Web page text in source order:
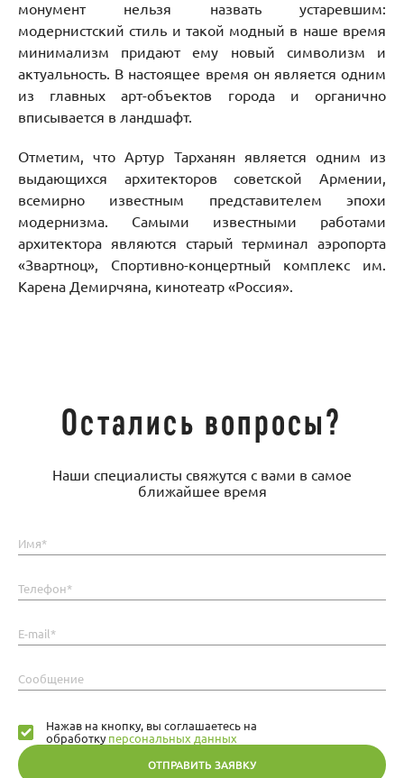
монумент нельзя назвать устаревшим:
модернистский стиль и такой модный в наше время
минимализм придают ему новый символизм и
актуальность. В настоящее время он является одним
из главных арт-объектов города и органично
вписывается в ландшафт.
Отметим, что Артур Тарханян является одним из
выдающихся архитекторов советской Армении,
всемирно известным представителем эпохи
модернизма. Самыми известными работами
архитектора являются старый терминал аэропорта
«Звартноц», Спортивно-концертный комплекс им.
Карена Демирчяна, кинотеатр «Россия».
Остались вопросы?
Наши специалисты свяжутся с вами в самое
ближайшее время
Имя*
Телефон*
E-mail*
Сообщение
ОТПРАВИТЬ ЗАЯВКУ
Нажав на кнопку, вы соглашаетесь на
обработкуперсональных данных